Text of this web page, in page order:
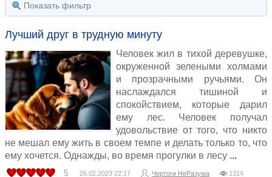
Показать фильтр
Лучший друг в трудную минуту
Человек жил в тихой деревушке,
окруженной зелеными холмами
и прозрачными ручьями. Он
наслаждался тишиной и
спокойствием, которые дарил
ему лес. Человек получал
удовольствие от того, что никто
не мешал ему жить в своем темпе и делать только то, что
ему хочется. Однажды, во время прогулки в лесу
5 26.02.2023 22:17 Чертоги НеРазума
1314